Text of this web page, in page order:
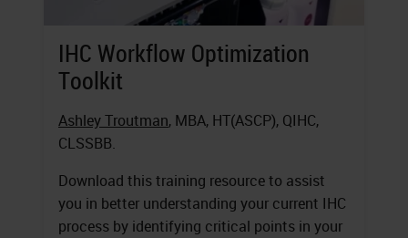
IHC Workflow Optimization
Toolkit
Ashley Troutman, MBA, HT(ASCP), QIHC,
CLSSBB.
Download this training resource to assist
you in better understanding your current IHC
process by identifying critical points in your